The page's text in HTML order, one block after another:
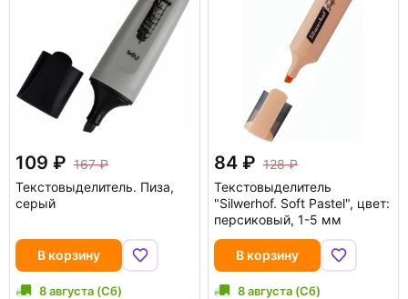
109
167
Текстовыделитель. Пиза,
серый
В корзину
8 августа (Сб)
84
128
Текстовыделитель
"Silwerhof. Soft Pastel", цвет:
персиковый, 1-5 мм
В корзину
8 августа (Сб)